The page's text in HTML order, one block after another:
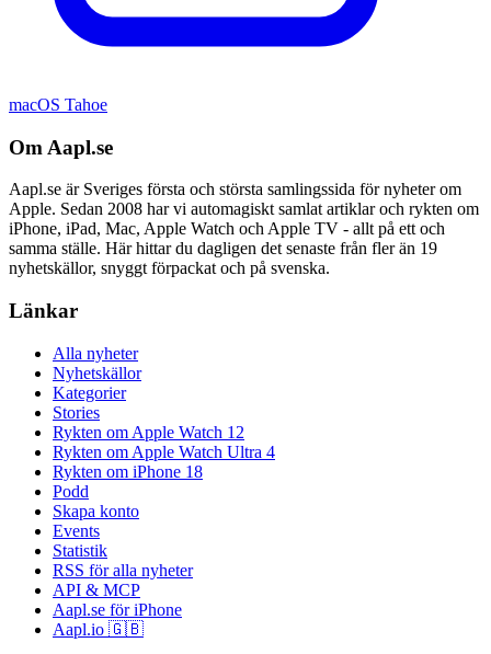
macOS Tahoe
Om Aapl.se
Aapl.se är Sveriges första och största samlingssida för nyheter om
Apple. Sedan 2008 har vi automagiskt samlat artiklar och rykten om
iPhone, iPad, Mac, Apple Watch och Apple TV - allt på ett och
samma ställe. Här hittar du dagligen det senaste från fler än 19
nyhetskällor, snyggt förpackat och på svenska.
Länkar
Alla nyheter
Nyhetskällor
Kategorier
Stories
Rykten om Apple Watch 12
Rykten om Apple Watch Ultra 4
Rykten om iPhone 18
Podd
Skapa konto
Events
Statistik
RSS för alla nyheter
API & MCP
Aapl.se för iPhone
Aapl.io 🇬🇧